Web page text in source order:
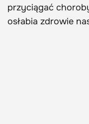
przyciągać
osłabia zdrowie